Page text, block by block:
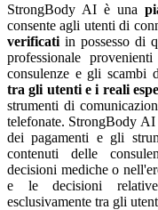
StrongBody AI è una
consente agli utenti di
verificati in possesso di
professionale
consulenze e gli scambi
tra gli utenti e i reali
strumenti di
telefonate. StrongBody
dei pagamenti e gli
contenuti delle
decisioni mediche o
e le decisioni relative
esclusivamente tra gli